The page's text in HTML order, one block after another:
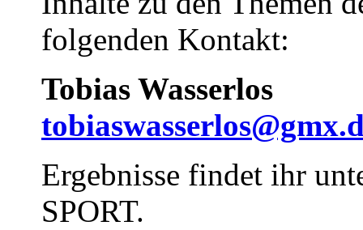
folgenden Kontakt:
Tobias Wasserlos
Ergebnisse findet ihr
SPORT.